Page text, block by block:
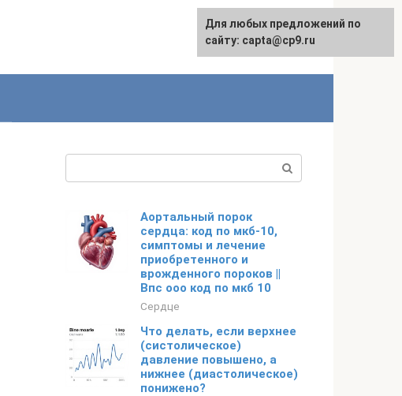
Аортальный порок
сердца: код по мкб-10,
симптомы и лечение
приобретенного и
врожденного пороков ||
Впс ооо код по мкб 10
Сердце
Что делать, если верхнее
(систолическое)
давление повышено, а
нижнее (диастолическое)
понижено?
Для любых предложений по
сайту: capta@cp9.ru